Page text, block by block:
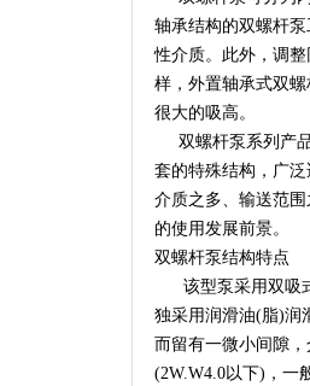
轴承结构的双螺杆
性介质。此外，调
样，外置轴承式双
很大的吸高。
双螺杆泵系列产品
套的特殊结构，广
介质之多、输送范
的使用发展前景。
双螺杆泵结构特点
该型泵采用双吸式
独采用润滑油(脂)润
而留有一微小间隙
(2W.W4.0以下)，一